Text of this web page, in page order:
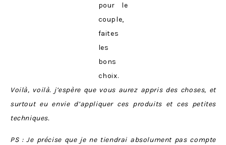
pour le
couple,
faites
les
bons
choix.
Voilà, voilà. j’espère que vous aurez appris des choses, et
surtout eu envie d’appliquer ces produits et ces petites
techniques.
PS : Je précise que je ne tiendrai absolument pas compte